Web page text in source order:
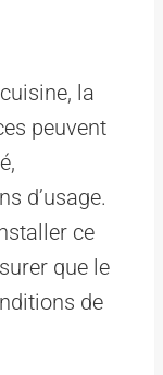
la
peuvent
d’usage.
ce
que le
de